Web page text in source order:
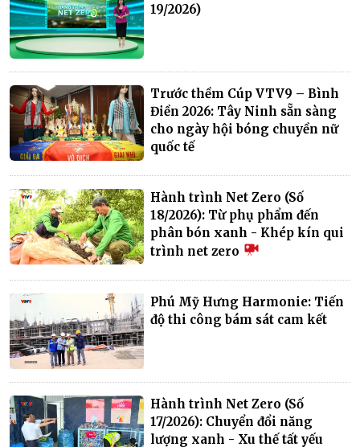
19/2026)
Trước thềm Cúp VTV9 – Bình
Điền 2026: Tây Ninh sẵn sàng
cho ngày hội bóng chuyền nữ
quốc tế
Hành trình Net Zero (Số
18/2026): Từ phụ phẩm đến
phân bón xanh - Khép kín qui
trình net zero
Phú Mỹ Hưng Harmonie: Tiến
độ thi công bám sát cam kết
Hành trình Net Zero (Số
17/2026): Chuyển đổi năng
lượng xanh - Xu thế tất yếu